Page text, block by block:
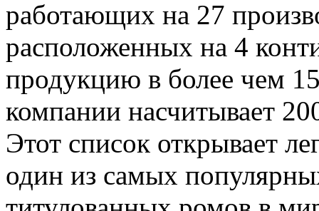
работающих на 27
расположенных на 4
продукцию в более чем
компании насчитывает
Этот список открывает
один из самыx